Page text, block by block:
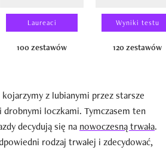
Laureaci
100 zestawów
Wyniki testu
120 zestawów
z lubianymi przez starsze
loczkami. Tymczasem ten
decydują się na nowoczesną trwała.
rodzaj trwałej i zdecydować,